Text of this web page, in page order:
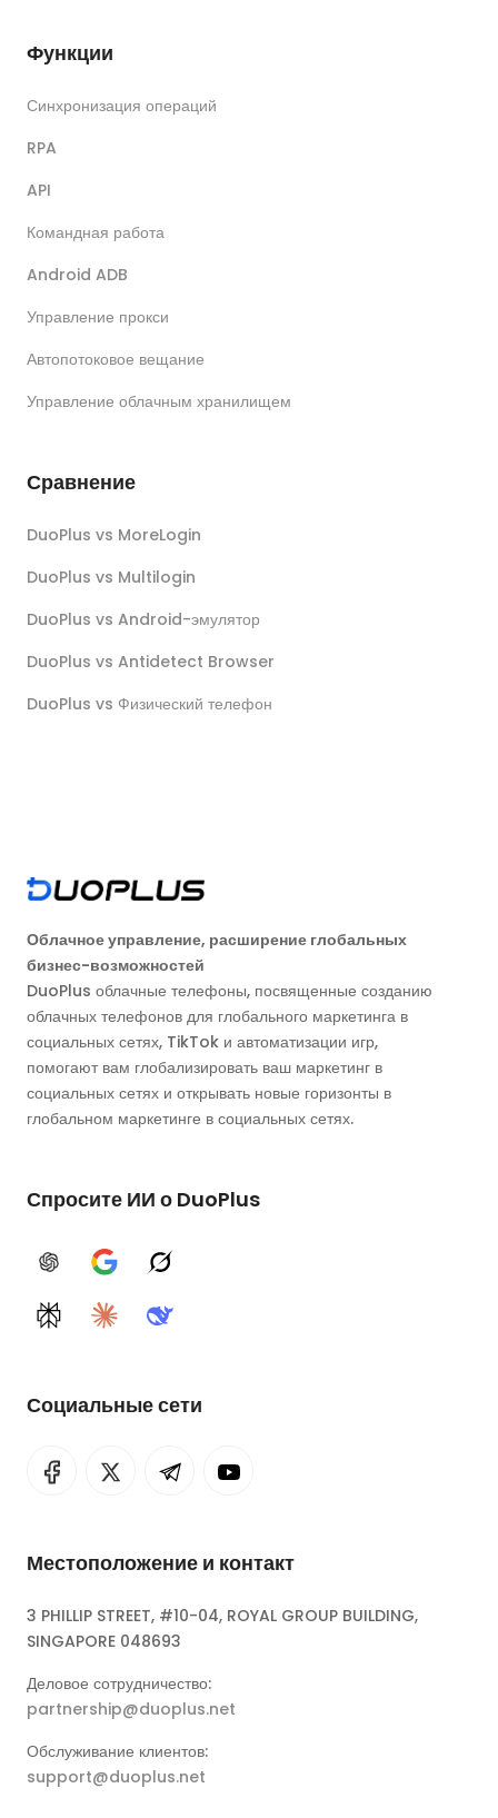
Функции
Синхронизация операций
RPA
API
Командная работа
Android ADB
Управление прокси
Автопотоковое вещание
Управление облачным хранилищем
Сравнение
DuoPlus vs MoreLogin
DuoPlus vs Multilogin
DuoPlus vs Android-эмулятор
DuoPlus vs Antidetect Browser
DuoPlus vs Физический телефон
Облачное управление, расширение глобальных
бизнес-возможностей
DuoPlus облачные телефоны, посвященные созданию
облачных телефонов для глобального маркетинга в
социальных сетях, TikTok и автоматизации игр,
помогают вам глобализировать ваш маркетинг в
социальных сетях и открывать новые горизонты в
глобальном маркетинге в социальных сетях.
Спросите ИИ о DuoPlus
ChatGPTGoogle AIGrok
PerplexityClaudeDeepSeek
Социальные сети
Местоположение и контакт
3 PHILLIP STREET, #10-04, ROYAL GROUP BUILDING,
SINGAPORE 048693
Деловое сотрудничество:
partnership@duoplus.net
Обслуживание клиентов:
support@duoplus.net